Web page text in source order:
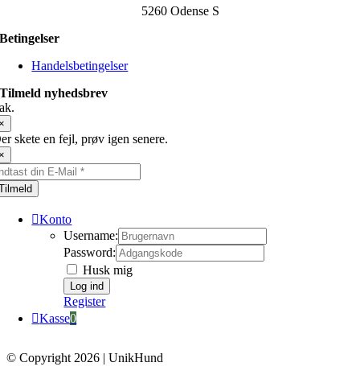
5260 Odense S
Betingelser
Handelsbetingelser
Tilmeld nyhedsbrev
skete en fejl, prøv igen senere.
Konto
Username:
Password:
Husk mig
Register
Kasse0
© Copyright 2026 | UnikHund